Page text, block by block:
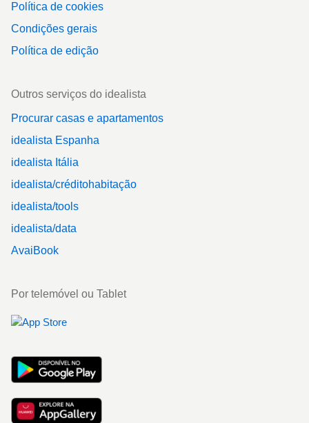
Política de cookies
Condições gerais
Política de edição
Outros serviços do idealista
Procurar casas e apartamentos
idealista Espanha
idealista Itália
idealista/créditohabitação
idealista/tools
idealista/data
AvaiBook
Por telemóvel ou Tablet